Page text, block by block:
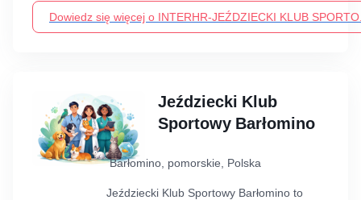
Dowiedz się więcej o INTERHR-JEŹDZIECKI KLUB
Jeździecki Klub
Sportowy Barłomino
Barłomino, pomorskie, Polska
Jeździecki Klub Sportowy Barłomino to